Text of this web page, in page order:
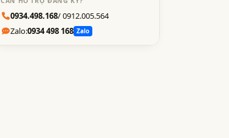
0934.498.168/ 0912.005.564
Zalo:0934 498 168 Zalo